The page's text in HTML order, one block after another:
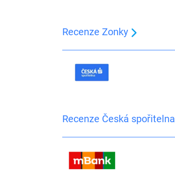
Recenze Zonky
Recenze Česká spořitelna